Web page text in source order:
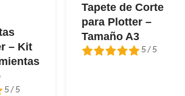
– Kit
5 / 5
Tapete de Corte
para Plotter –
Tamaño A3
5 / 5